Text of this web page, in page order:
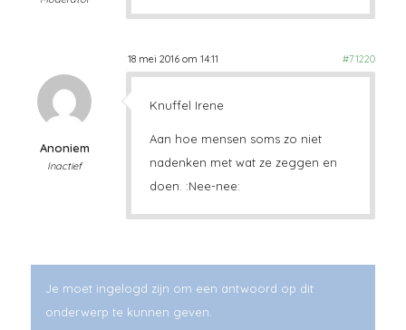
18 mei 2016 om 14:11 #71220
Anoniem
Inactief
Knuffel Irene
Aan hoe mensen soms zo niet
nadenken met wat ze zeggen en
doen. :Nee-nee:
Je moet ingelogd zijn om een antwoord op dit
onderwerp te kunnen geven.